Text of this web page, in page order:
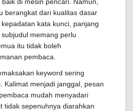
di mesin pencari. Namun,
berangkat dari kualitas dasar
kata kunci, panjang
memang perlu
itu tidak boleh
pembaca.
keyword sering
Kalimat menjadi janggal, pesan
mudah menyadari
tidak sepenuhnya diarahkan